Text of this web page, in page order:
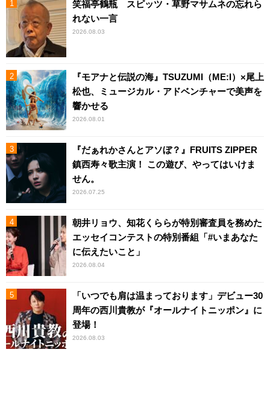
笑福亭鶴瓶 スピッツ・草野マサムネの忘れら
れない一言
2026.08.03
『モアナと伝説の海』TSUZUMI（ME:I）×尾上
松也、ミュージカル・アドベンチャーで美声を
響かせる
2026.08.01
『だぁれかさんとアソぼ？』FRUITS ZIPPER
鎮西寿々歌主演！ この遊び、やってはいけま
せん。
2026.07.25
朝井リョウ、知花くららが特別審査員を務めた
エッセイコンテストの特別番組「#いまあなた
に伝えたいこと」
2026.08.04
「いつでも肩は温まっております」デビュー30
周年の西川貴教が『オールナイトニッポン』に
登場！
2026.08.03